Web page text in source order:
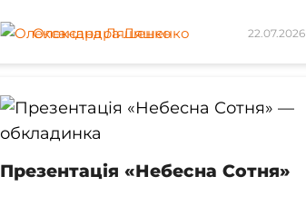
Олександра Ляшенко 22.07.2026
Презентація «Небесна Сотня»